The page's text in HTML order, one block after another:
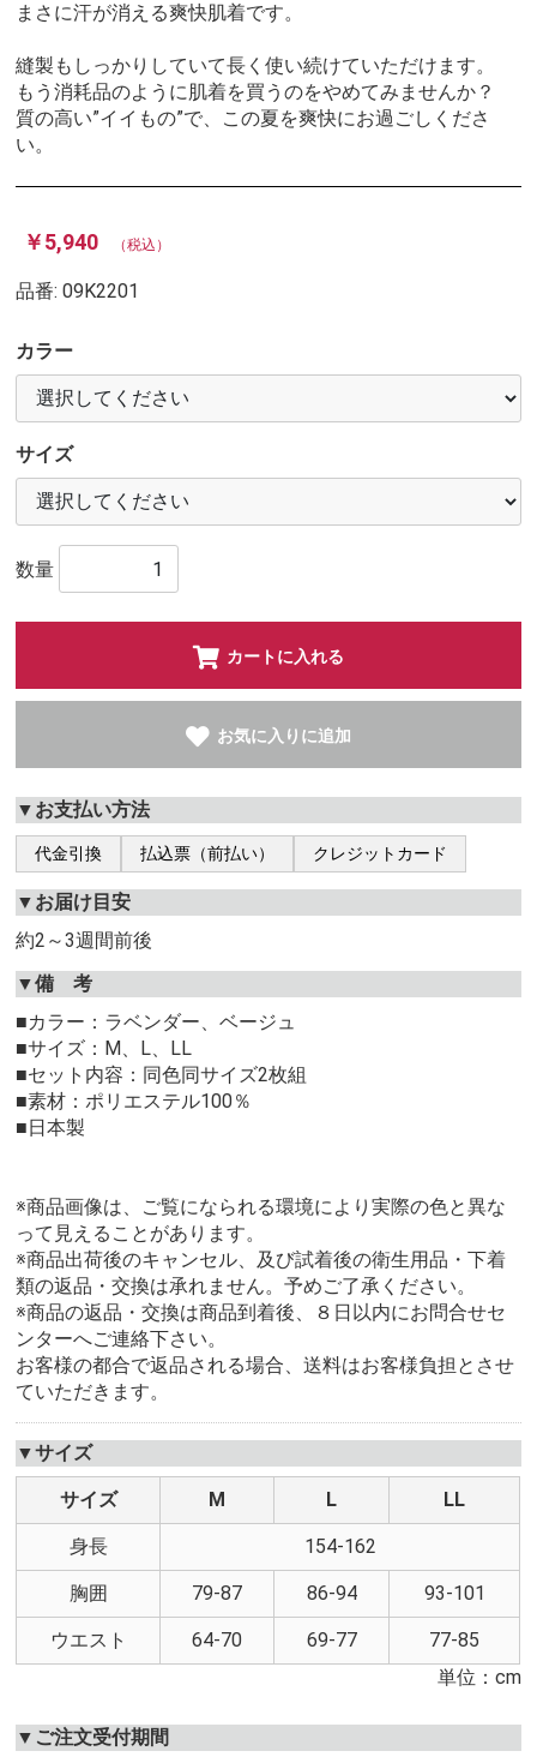
まさに汗が消える爽快肌着です。
縫製もしっかりしていて長く使い続けていただけます。
もう消耗品のように肌着を買うのをやめてみませんか？
質の高い”イイもの”で、この夏を爽快にお過ごしくださ
い。
￥5,940 （税込）
品番:09K2201
カラー
サイズ
数量
カートに入れる
お気に入りに追加
▼お支払い方法
代金引換 払込票（前払い） クレジットカード
▼お届け目安
約2～3週間前後
▼備 考
■カラー：ラベンダー、ベージュ
■サイズ：M、L、LL
■セット内容：同色同サイズ2枚組
■素材：ポリエステル100％
■日本製
※商品画像は、ご覧になられる環境により実際の色と異な
って見えることがあります。
※商品出荷後のキャンセル、及び試着後の衛生用品・下着
類の返品・交換は承れません。予めご了承ください。
※商品の返品・交換は商品到着後、８日以内にお問合せセ
ンターへご連絡下さい。
お客様の都合で返品される場合、送料はお客様負担とさせ
ていただきます。
▼サイズ
サイズ M L LL
身長 154-162
胸囲 79-87 86-94 93-101
ウエスト 64-70 69-77
77-85
単位：cm
▼ご注文受付期間